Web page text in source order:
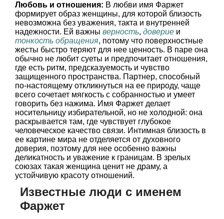
Любовь и отношения: В любви имя Фаржет
формирует образ женщины, для которой близость
невозможна без уважения, такта и внутренней
надежности. Ей важны верность, доверие и
тонкость обращения, потому что поверхностные
жесты быстро теряют для нее ценность. В паре она
обычно не любит суеты и предпочитает отношения,
где есть ритм, предсказуемость и чувство
защищенного пространства. Партнер, способный
по-настоящему откликнуться на ее природу, чаще
всего сочетает мягкость с собранностью и умеет
говорить без нажима. Имя Фаржет делает
носительницу избирательной, но не холодной: она
раскрывается там, где чувствует глубокое
человеческое качество связи. Интимная близость в
ее картине мира не отделяется от духовного
доверия, поэтому для нее особенно важны
деликатность и уважение к границам. В зрелых
союзах такая женщина ценит не драму, а
устойчивую красоту отношений.
Известные люди с именем
Фаржет